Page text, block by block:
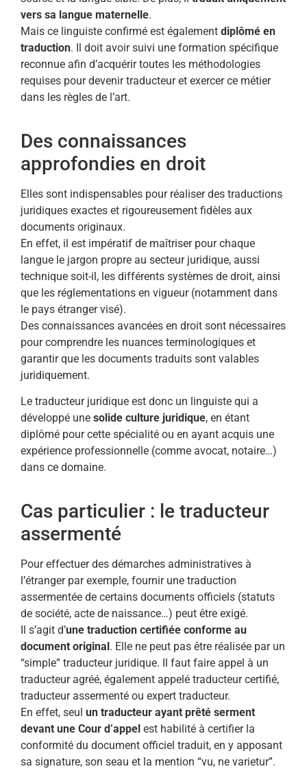
vers sa langue maternelle.
Mais ce linguiste confirmé est également diplômé en
traduction. Il doit avoir suivi une formation spécifique
reconnue afin d’acquérir toutes les méthodologies
requises pour devenir traducteur et exercer ce métier
dans les règles de l’art.
Des connaissances
approfondies en droit
Elles sont indispensables pour réaliser des traductions
juridiques exactes et rigoureusement fidèles aux
documents originaux.
En effet, il est impératif de maîtriser pour chaque
langue le jargon propre au secteur juridique, aussi
technique soit-il, les différents systèmes de droit, ainsi
que les réglementations en vigueur (notamment dans
le pays étranger visé).
Des connaissances avancées en droit sont nécessaires
pour comprendre les nuances terminologiques et
garantir que les documents traduits sont valables
juridiquement.
Le traducteur juridique est donc un linguiste qui a
développé une solide culture juridique, en étant
diplômé pour cette spécialité ou en ayant acquis une
expérience professionnelle (comme avocat, notaire…)
dans ce domaine.
Cas particulier : le traducteur
assermenté
Pour effectuer des démarches administratives à
l’étranger par exemple, fournir une traduction
assermentée de certains documents officiels (statuts
de société, acte de naissance…) peut être exigé.
Il s’agit d’une traduction certifiée conforme au
document original. Elle ne peut pas être réalisée par un
“simple” traducteur juridique. Il faut faire appel à un
traducteur agréé, également appelé traducteur certifié,
traducteur assermenté ou expert traducteur.
En effet, seul un traducteur ayant prêté serment
devant une Cour d’appel est habilité à certifier la
conformité du document officiel traduit, en y apposant
sa signature, son seau et la mention “vu, ne varietur”.